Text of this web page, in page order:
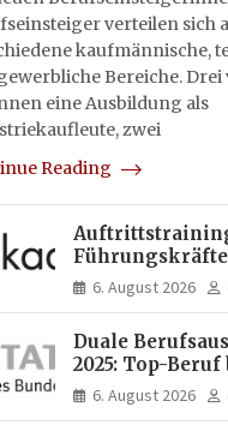
verteilen sich
kaufmännische,
Bereiche.
eine Ausbildung als
zwei
Reading
Akademie
6. August 2026
Duale
2025: Top-Beruf
Männern erneut
Mechatroniker,
6. August 2026